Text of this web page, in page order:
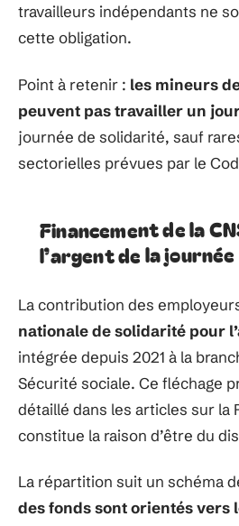
travailleurs indépendants ne
cette obligation.
Point à retenir : les mineurs
peuvent pas travailler un
journée de solidarité, sauf
sectorielles prévues par le
Financement de la
l’argent de la
La contribution des
nationale de solidarité pour
intégrée depuis 2021 à la
Sécurité sociale. Ce fléchage
détaillé dans les articles sur la
constitue la raison d’être du
La répartition suit un schéma
des fonds sont orientés vers